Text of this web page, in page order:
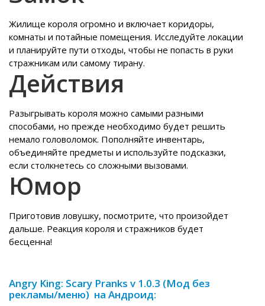
Жилище короля огромно и включает коридоры,
комнаты и потайные помещения. Исследуйте локации
и планируйте пути отходы, чтобы не попасть в руки
стражникам или самому тирану.
Действия
Разыгрывать короля можно самыми разными
способами, но прежде необходимо будет решить
немало головоломок. Пополняйте инвентарь,
объединяйте предметы и используйте подсказки,
если столкнетесь со сложными вызовами.
Юмор
Приготовив ловушку, посмотрите, что произойдет
дальше. Реакция короля и стражников будет
бесценна!
Angry King: Scary Pranks v 1.0.3 (Мод без
рекламы/меню) на Андроид: